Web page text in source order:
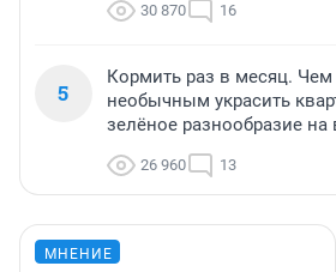
30 870 16
5
Кормить раз в месяц.
необычным украсить
зелёное разнообразие на
26 960 13
МНЕНИЕ